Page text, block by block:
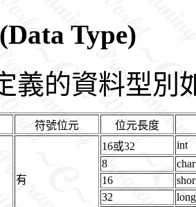
Type)
義的資料型別
符號位元 位元長度
有
16或32
int
8
char
16
32
long